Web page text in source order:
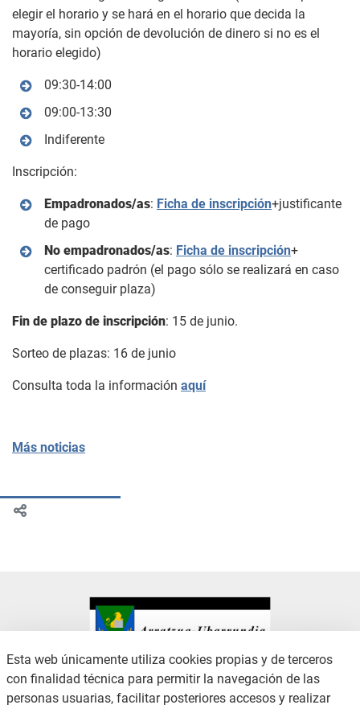
elegir el horario y se hará en el horario que decida la
mayoría, sin opción de devolución de dinero si no es el
horario elegido)
09:30-14:00
09:00-13:30
Indiferente
Inscripción:
Empadronados/as: Ficha de inscripción+justificante
de pago
No empadronados/as: Ficha de inscripción+
certificado padrón (el pago sólo se realizará en caso
de conseguir plaza)
Fin de plazo de inscripción: 15 de junio.
Sorteo de plazas: 16 de junio
Consulta toda la información aquí
Más noticias
Esta web únicamente utiliza cookies propias y de terceros
con finalidad técnica para permitir la navegación de las
personas usuarias, facilitar posteriores accesos y realizar